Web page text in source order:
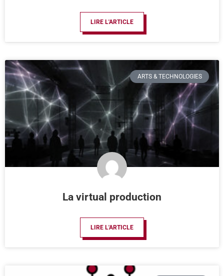
LIRE L'ARTICLE
ARTS & TECHNOLOGIES
La virtual production
LIRE L'ARTICLE